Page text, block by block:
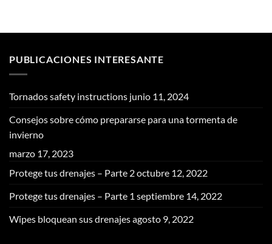
PUBLICACIONES INTERESANTE
Tornados safety instructions junio 11, 2024
Consejos sobre cómo prepararse para una tormenta de
invierno
marzo 17, 2023
Protege tus drenajes – Parte 2octubre 12, 2022
Protege tus drenajes – Parte 1 septiembre 14, 2022
Wipes bloquean sus drenajesagosto 9, 2022